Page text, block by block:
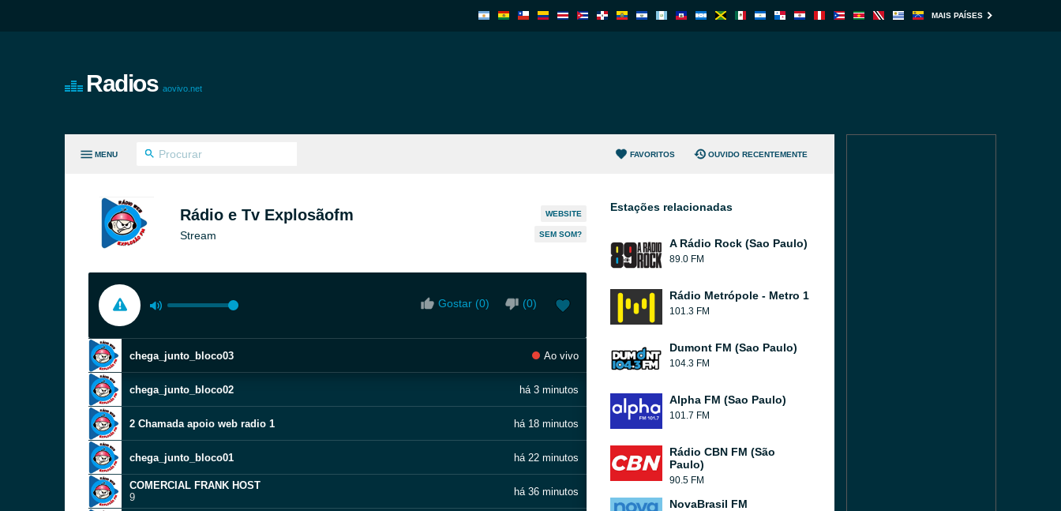
MAIS PAÍSES
Radios aovivo.net
MENU FAVORITOS OUVIDO RECENTEMENTE
Rádio e Tv Explosãofm
Stream
WEBSITE
SEM SOM?
Gostar (0) (0)
chega_junto_bloco03 Ao vivo
chega_junto_bloco02 há 3 minutos
2 Chamada apoio web radio 1 há 18 minutos
chega_junto_bloco01 há 22 minutos
COMERCIAL FRANK HOST
9
há 36 minutos
Estações relacionadas
A Rádio Rock (Sao Paulo)
89.0 FM
Rádio Metrópole - Metro 1
101.3 FM
Dumont FM (Sao Paulo)
104.3 FM
Alpha FM (Sao Paulo)
101.7 FM
Rádio CBN FM (São
Paulo)
90.5 FM
NovaBrasil FM